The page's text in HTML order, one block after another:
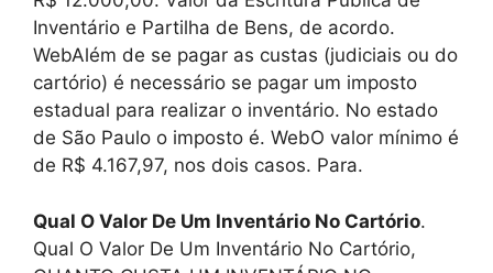
Inventário e Partilha de Bens, de acordo.
WebAlém de se pagar as custas (judiciais ou do
cartório) é necessário se pagar um imposto
estadual para realizar o inventário. No estado
de São Paulo o imposto é. WebO valor mínimo é
de R$ 4.167,97, nos dois casos. Para.
Qual O Valor De Um Inventário No Cartório.
Qual O Valor De Um Inventário No Cartório,